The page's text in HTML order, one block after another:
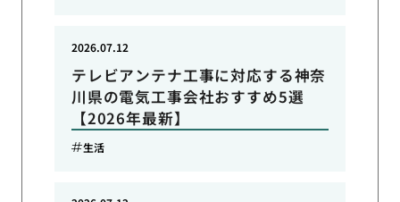
テレビアンテナ工事に対応する神奈
川県の電気工事会社おすすめ5選
【2026年最新】
2026.07.12
生活